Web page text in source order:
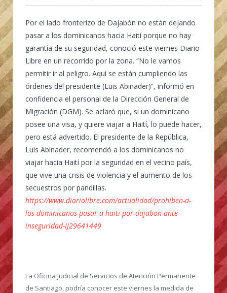
Por el lado fronterizo de Dajabón no están dejando
pasar a los dominicanos hacia Haití porque no hay
garantía de su seguridad, conoció este viernes Diario
Libre en un recorrido por la zona. “No le vamos
permitir ir al peligro. Aquí se están cumpliendo las
órdenes del presidente (Luis Abinader)”, informó en
confidencia el personal de la Dirección General de
Migración (DGM). Se aclaró que, si un dominicano
posee una visa, y quiere viajar a Haití, lo puede hacer,
pero está advertido. El presidente de la República,
Luis Abinader, recomendó a los dominicanos no
viajar hacia Haití por la seguridad en el vecino país,
que vive una crisis de violencia y el aumento de los
secuestros por pandillas.
https://www.diariolibre.com/actualidad/prohiben-a-
los-dominicanos-pasar-a-haiti-por-dajabon-ante-
inseguridad-IJ29641449
La Oficina Judicial de Servicios de Atención Permanente
de Santiago, podría conocer este viernes la medida de